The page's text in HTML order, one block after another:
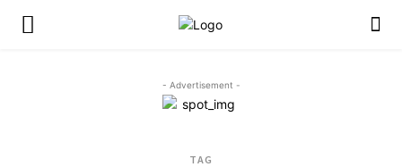
- Advertisement -
TAG